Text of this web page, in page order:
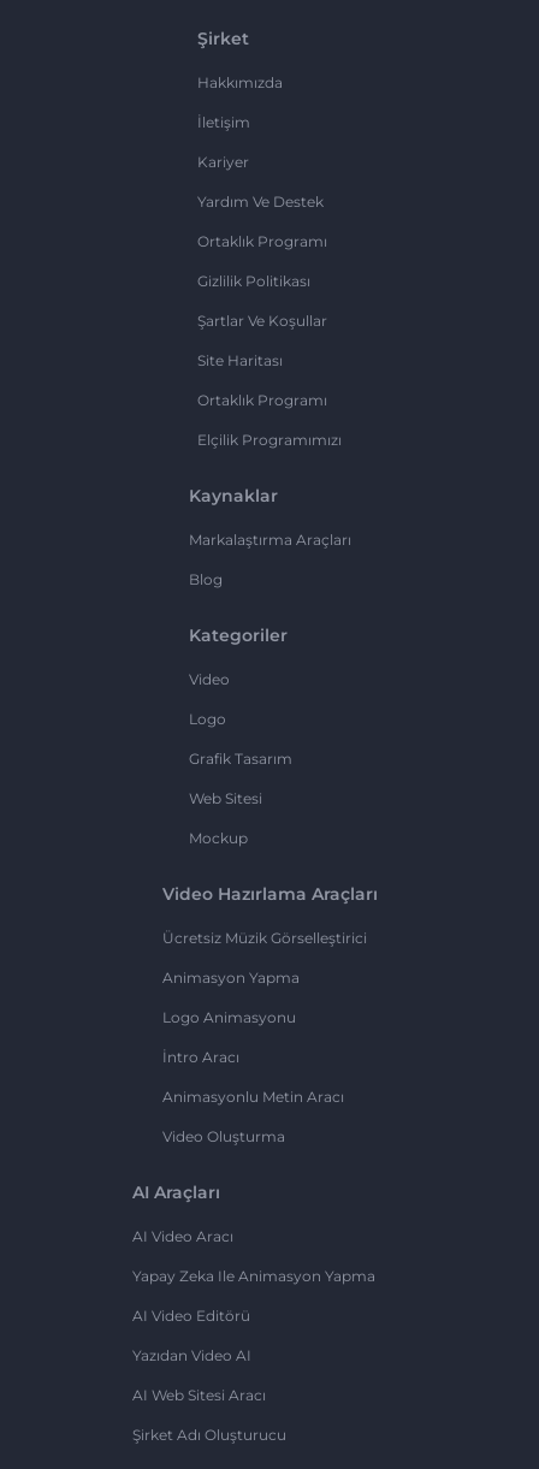
Şirket
Hakkımızda
İletişim
Kariyer
Yardım Ve Destek
Ortaklık Programı
Gizlilik Politikası
Şartlar Ve Koşullar
Site Haritası
Ortaklık Programı
Elçilik Programımızı
Kaynaklar
Markalaştırma Araçları
Blog
Kategoriler
Video
Logo
Grafik Tasarım
Web Sitesi
Mockup
Video Hazırlama Araçları
Ücretsiz Müzik Görselleştirici
Animasyon Yapma
Logo Animasyonu
İntro Aracı
Animasyonlu Metin Aracı
Video Oluşturma
AI Araçları
AI Video Aracı
Yapay Zeka Ile Animasyon Yapma
AI Video Editörü
Yazıdan Video AI
AI Web Sitesi Aracı
Şirket Adı Oluşturucu